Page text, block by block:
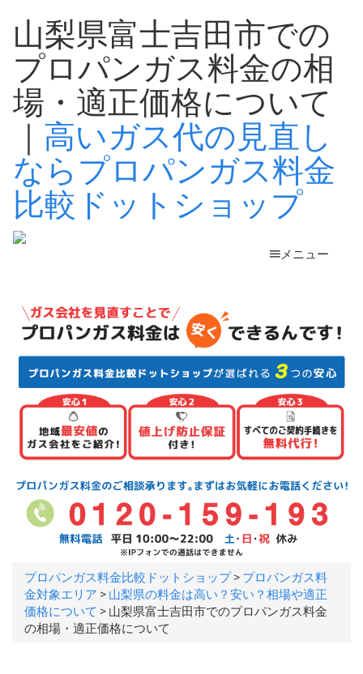
山梨県富士吉田市での
プロパンガス料金の相
場・適正価格について
｜ 高いガス代の見直し
ならプロパンガス料金
比較ドットショップ
メニュー
プロパンガス料金比較ドットショップ> プロパンガス料
金対象エリア > 山梨県の料金は高い？安い？相場や適正
価格について > 山梨県富士吉田市でのプロパンガス料金
の相場・適正価格について